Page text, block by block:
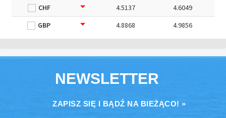
CHF
4.5137
4.6049
GBP
4.8868 4.9856
NEWSLETTER
ZAPISZ SIĘ I BĄDŹ NA BIEŻĄCO! »